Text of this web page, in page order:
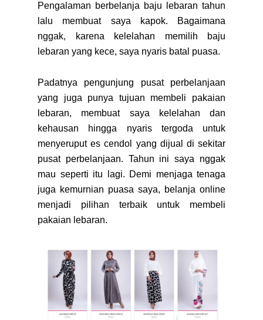
Pengalaman berbelanja baju lebaran tahun
lalu membuat saya kapok. Bagaimana
nggak, karena kelelahan memilih baju
lebaran yang kece, saya nyaris batal puasa.
Padatnya pengunjung pusat perbelanjaan
yang juga punya tujuan membeli pakaian
lebaran, membuat saya kelelahan dan
kehausan hingga nyaris tergoda untuk
menyeruput es cendol yang dijual di sekitar
pusat perbelanjaan. Tahun ini saya nggak
mau seperti itu lagi. Demi menjaga tenaga
juga kemurnian puasa saya, belanja online
menjadi pilihan terbaik untuk membeli
pakaian lebaran.